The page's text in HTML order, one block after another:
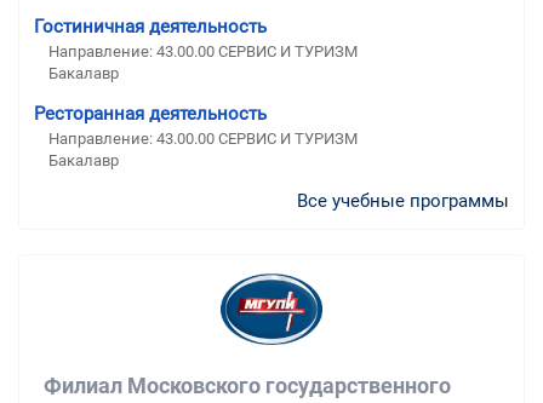
Гостиничная деятельность
Направление: 43.00.00 СЕРВИС И ТУРИЗМ
Бакалавр
Ресторанная деятельность
Направление: 43.00.00 СЕРВИС И ТУРИЗМ
Бакалавр
Все учебные программы
Филиал Московского государственного